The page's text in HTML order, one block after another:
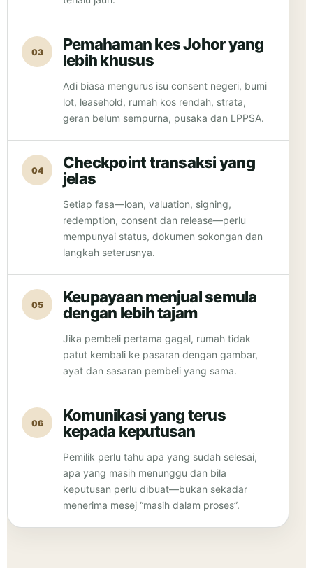
03
Pemahaman kes Johor yang
lebih khusus
Adi biasa mengurus isu consent negeri, bumi
lot, leasehold, rumah kos rendah, strata,
geran belum sempurna, pusaka dan LPPSA.
04
Checkpoint transaksi yang
jelas
Setiap fasa—loan, valuation, signing,
redemption, consent dan release—perlu
mempunyai status, dokumen sokongan dan
langkah seterusnya.
05
Keupayaan menjual semula
dengan lebih tajam
Jika pembeli pertama gagal, rumah tidak
patut kembali ke pasaran dengan gambar,
ayat dan sasaran pembeli yang sama.
06
Komunikasi yang terus
kepada keputusan
Pemilik perlu tahu apa yang sudah selesai,
apa yang masih menunggu dan bila
keputusan perlu dibuat—bukan sekadar
menerima mesej “masih dalam proses”.